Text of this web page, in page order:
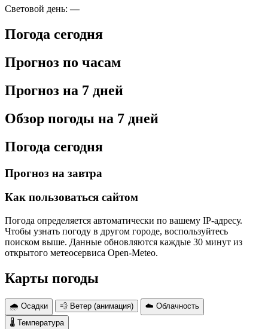
Световой день:—
Погода сегодня
Прогноз по часам
Прогноз на 7 дней
Обзор погоды на 7 дней
Погода сегодня
Прогноз на завтра
Как пользоваться сайтом
Погода определяется автоматически по вашему IP-адресу.
Чтобы узнать погоду в другом городе, воспользуйтесь
поиском выше. Данные обновляются каждые 30 минут из
открытого метеосервиса Open-Meteo.
Карты погоды
🌧 Осадки 💨 Ветер (анимация)
☁️ Облачность
🌡 Температура